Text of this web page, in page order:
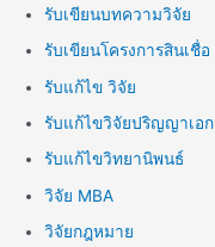
รับเขียนบทความวิจัย
รับเขียนโครงการสินเชื่อ
รับแก้ไข วิจัย
รับแก้ไขวิจัยปริญญาเอก
รับแก้ไขวิทยานิพนธ์
วิจัย MBA
วิจัยกฎหมาย